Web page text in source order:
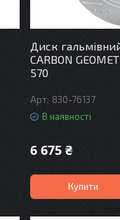
Диск гальмівний
CARBON
570
830-76137
В наявності
6 675 ₴
Купити